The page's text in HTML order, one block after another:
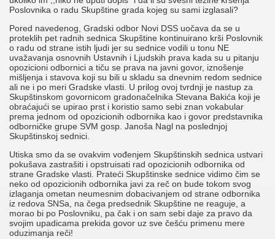
Poslovnika o radu Skupštine grada kojeg su sami izglasali?
Pored navedenog, Gradski odbor Novi DSS uočava da se u
proteklih pet radnih sednica Skupštine kontinuirano krši Poslovnik
o radu od strane istih ljudi jer su sednice vodili u tonu NE
uvažavanja osnovnih Ustavnih i Ljudskih prava kada su u pitanju
opozicioni odbornici a tiču se prava na javni govor, iznošenje
mišljenja i stavova koji su bili u skladu sa dnevnim redom sednice
ali ne i po meri Gradske vlasti. U prilog ovoj tvrdnji je nastup za
Skupštinskom govornicom gradonačelnika Stevana Bakića koji je
obraćajući se upirao prst i koristio samo sebi znan vokabular
prema jednom od opozicionih odbornika kao i govor predstavnika
odborničke grupe SVM gosp. Janoša Nagl na poslednjoj
Skupštinskoj sednici.
Utiska smo da se ovakvim vođenjem Skupštinskih sednica ustvari
pokušava zastrašiti i opstruisati rad opozicionih odbornika od
strane Gradske vlasti. Prateći Skupštinske sednice vidimo čim se
neko od opozicionih odbornika javi za reč on bude tokom svog
izlaganja ometan neumesnim dobacivanjem od strane odbornika
iz redova SNSa, na čega predsednik Skupštine ne reaguje, a
morao bi po Poslovniku, pa čak i on sam sebi daje za pravo da
svojim upadicama prekida govor uz sve češću primenu mere
oduzimanja reči!